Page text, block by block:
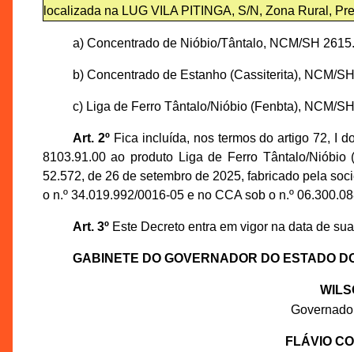
localizada na LUG VILA PITINGA, S/N, Zona Rural,
a) Concentrado de Nióbio/Tântalo, NCM/SH
b) Concentrado de Estanho (Cassiterita), NCM/
c) Liga de Ferro Tântalo/Nióbio (Fenbta), NCM/
Art. 2ºFica incluída, nos termos do artigo 72, I
8103.91.00 ao produto Liga de Ferro Tântalo/
52.572, de 26 de setembro de 2025, fabricado pela
o n.º 34.019.992/0016-05 e no CCA sob o n.º
Art. 3ºEste Decreto entra em vigor na data de
GABINETE DO GOVERNADOR DO ESTADO
FLÁVIO